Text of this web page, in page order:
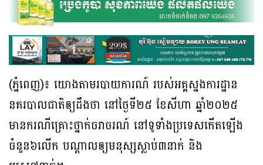
(ភ្នំពេញ)៖ យោងតាមរបាយការណ៍ របស់អគ្គស្នងការដ្ឋាន
នគរបាលជាតិឲ្យដឹងថា នៅថ្ងៃទី២៥ ខែសីហា ឆ្នាំ២០២៥
មានករណីគ្រោះថ្នាក់ចរាចរណ៍ នៅទូទាំងប្រទេសកើតឡើង
ចំនួន៦លើក បណ្ដាលឲ្យមនុស្សស្លាប់៣នាក់ និង